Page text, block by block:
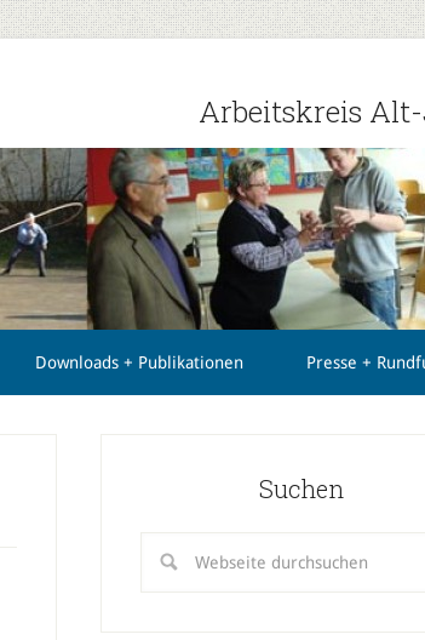
Arbeitskreis
Downloads + Publikationen Presse +
Suchen